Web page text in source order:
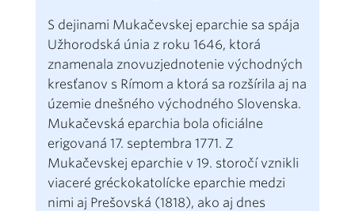
S dejinami Mukačevskej eparchie sa spája
Užhorodská únia z roku 1646, ktorá
znamenala znovuzjednotenie východných
kresťanov s Rímom a ktorá sa rozšírila aj na
územie dnešného východného Slovenska.
Mukačevská eparchia bola oficiálne
erigovaná 17. septembra 1771. Z
Mukačevskej eparchie v 19. storočí vznikli
viaceré gréckokatolícke eparchie medzi
nimi aj Prešovská (1818), ako aj dnes